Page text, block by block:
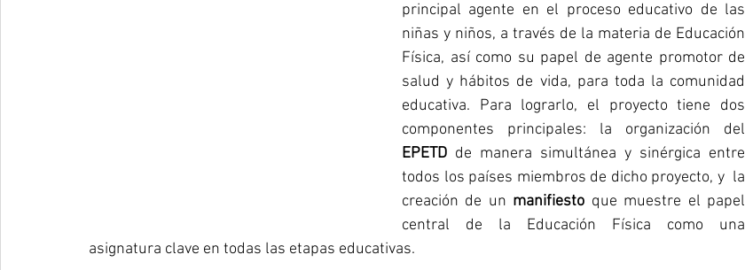
principal agente en el proceso educativo de las
niñas y niños, a través de la materia de Educación
Física, así como su papel de agente promotor de
salud y hábitos de vida, para toda la comunidad
educativa. Para lograrlo, el proyecto tiene dos
EPETD de manera simultánea y sinérgica entre
todos los países miembros de dicho proyecto, y  la
creación de un manifiesto que muestre el papel
central de la Educación Física como una
asignatura clave en todas las etapas educativas.